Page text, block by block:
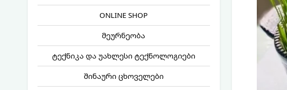
ONLINE SHOP
მეურნეობა
ტექნიკა და უახლესი ტექნოლოგიები
შინაური ცხოველები